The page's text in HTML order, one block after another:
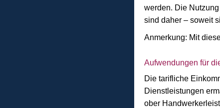
werden. Die
sind daher – soweit
Anmerkung: Mit
Aufwendungen für
Die tarifliche
Dienstleistungen
ober